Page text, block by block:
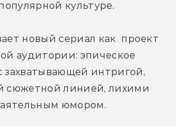
культуре.
новый сериал как  проект
аудитории: эпическое
захватывающей интригой,
сюжетной линией, лихими
юмором.